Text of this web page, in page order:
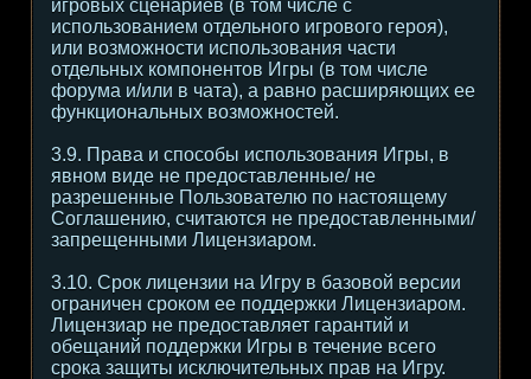
игровых сценариев (в том числе с
использованием отдельного игрового героя),
или возможности использования части
отдельных компонентов Игры (в том числе
форума и/или в чата), а равно расширяющих ее
функциональных возможностей.
3.9. Права и способы использования Игры, в
явном виде не предоставленные/ не
разрешенные Пользователю по настоящему
Соглашению, считаются не предоставленными/
запрещенными Лицензиаром.
3.10. Срок лицензии на Игру в базовой версии
ограничен сроком ее поддержки Лицензиаром.
Лицензиар не предоставляет гарантий и
обещаний поддержки Игры в течение всего
срока защиты исключительных прав на Игру.